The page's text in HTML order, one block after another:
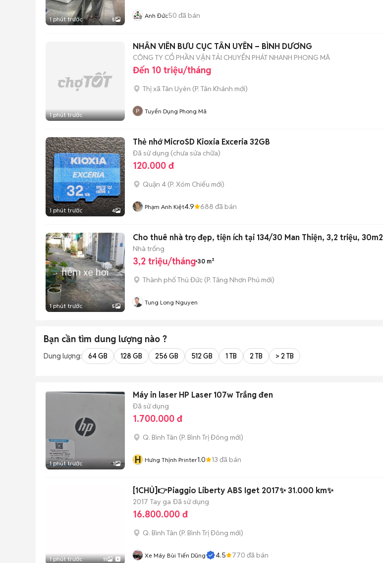
1 phút trước 5 Anh Đức50 đã bán
1 phút trước
NHÂN VIÊN BƯU CỤC TÂN UYÊN – BÌNH DƯƠNG
CÔNG TY CỔ PHẦN VẬN TẢI CHUYỂN PHÁT NHANH PHONG MÃ
Đến 10 triệu/tháng
Thị xã Tân Uyên (P. Tân Khánh mới)
Tuyển Dụng Phong Mã
1 phút trước 4
Thẻ nhớ MicroSD Kioxia Exceria 32GB
Đã sử dụng (chưa sửa chữa)
120.000 đ
Quận 4 (P. Xóm Chiếu mới)
Phạm Anh Kiệt4.9 688 đã bán
1 phút trước 5
Cho thuê nhà trọ đẹp, tiện ích tại 134/30 Man Thiện, 3,2 triệu, 30m2
Nhà trống
3,2 triệu/tháng 30 m²
Thành phố Thủ Đức (P. Tăng Nhơn Phú mới)
Tung Long Nguyen
Bạn cần tìm dung lượng nào ?
Dung lượng: 64 GB 128 GB 256 GB 512 GB 1 TB 2 TB > 2 TB
1 phút trước 1
Máy in laser HP Laser 107w Trắng đen
Đã sử dụng
1.700.000 đ
Q. Bình Tân (P. Bình Trị Đông mới)
H Hưng Thịnh Printer1.0 13 đã bán
1 phút trước 11
[1CHỦ]👉Piaggio Liberty ABS Iget 2017✨ 31.000 km✨
2017 Tay ga Đã sử dụng
16.800.000 đ
Q. Bình Tân (P. Bình Trị Đông mới)
Xe Máy Bùi Tiến Dũng 4.5 770 đã bán